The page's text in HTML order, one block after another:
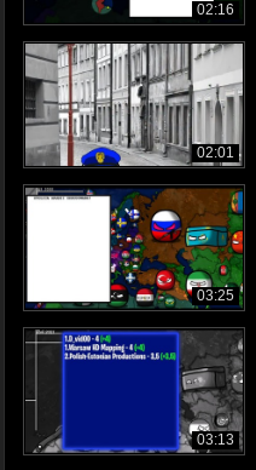
02:16
02:01
03:25
03:13